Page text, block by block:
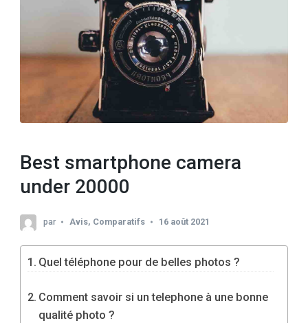
Best smartphone camera
under 20000
par Avis, Comparatifs 16 août 2021
Quel téléphone pour de belles photos ?
Comment savoir si un telephone à une bonne
qualité photo ?